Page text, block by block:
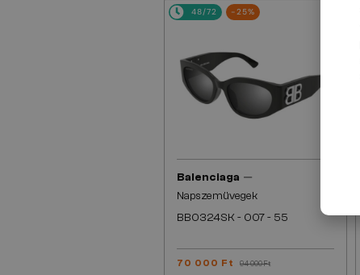
48/72 -25%
Balenciaga —
Napszemüvegek
BB0324SK - 007 - 55
70 000 Ft 94 000 Ft